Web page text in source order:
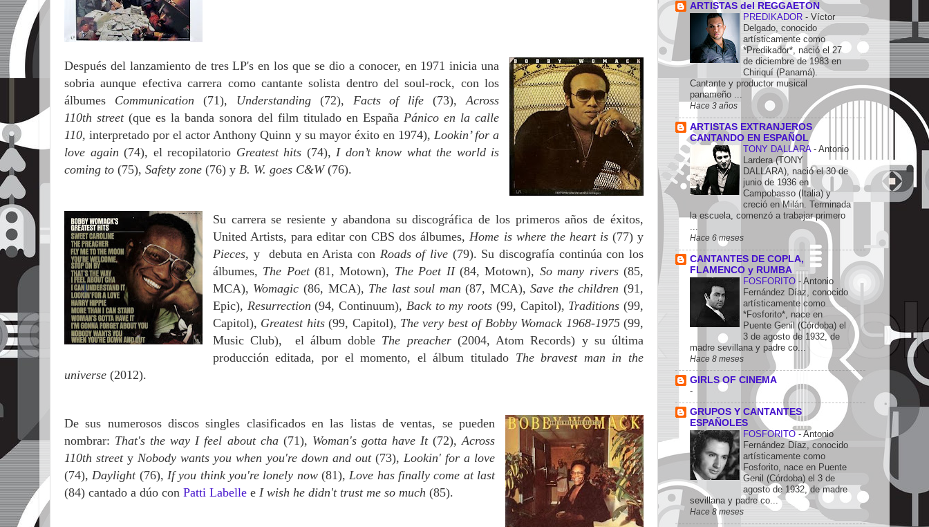
Después del lanzamiento de tres LP's en los que se dio a conocer, en 1971 inicia una
sobria aunque efectiva carrera como cantante solista dentro del soul-rock, con los
álbumes Communication (71), Understanding (72), Facts of life (73),Across
110thstreet(que es la banda sonora del film titulado en España Pánico en la calle
110,interpretado por el actor Anthony Quinn y su mayor éxito en 1974), Lookin’ for a
love again(74), el recopilatorio Greatest hits (74), I don’t know what the world is
coming to (75), Safety zone (76) y B. W. goes C&W(76).
Su carrera se resiente y abandona su discográfica de los primeros años de éxitos,
United Artists, para editar con CBS dos álbumes, Home is where the heart is(77) y
Pieces, y debuta en Arista con Roads of live(79). Su discografía continúa con los
álbumes, The Poet(81, Motown), The Poet II(84, Motown), So many rivers(85,
MCA), Womagic (86, MCA), The last soul man(87, MCA),Save the children(91,
Epic), Resurrection(94, Continuum), Back to my roots (99, Capitol), Traditions(99,
Capitol), Greatest hits(99, Capitol), The very best of Bobby Womack 1968-1975(99,
Music Club), el álbum doble The preacher (2004, Atom Records) y su última
producción editada, por el momento, el álbum titulado The bravest man in the
universe (2012).
De sus numerosos discos singles clasificados en las listas de ventas, se pueden
nombrar: That's the way I feel about cha (71), Woman's gotta have It(72),Across
110th streety Nobody wants you when you're down and out (73), Lookin' for a love
(74), Daylight (76), If you think you're lonely now(81), Love has finally come at last
(84) cantado a dúo con Patti Labelle e I wish he didn't trust me so much (85).
ARTISTAS del REGGAETON
PREDIKADOR - Víctor
Delgado, conocido
artísticamente como
*Predikador*, nació el 27
de diciembre de 1983 en
Chiriquí (Panamá).
Cantante y productor musical
panameño ...
Hace 3 años
ARTISTAS EXTRANJEROS
CANTANDO EN ESPAÑOL
TONY DALLARA - Antonio
Lardera (TONY
DALLARA), nació el 30 de
junio de 1936 en
Campobasso (Italia) y
creció en Milán. Terminada
la escuela, comenzó a trabajar primero
...
Hace 6 meses
CANTANTES DE COPLA,
FLAMENCO y RUMBA
FOSFORITO - Antonio
Fernández Díaz, conocido
artísticamente como
*Fosforito*, nace en
Puente Genil (Córdoba) el
3 de agosto de 1932, de
madre sevillana y padre co...
Hace 8 meses
GIRLS OF CINEMA
-
GRUPOS Y CANTANTES
ESPAÑOLES
FOSFORITO-Antonio
Fernández Díaz, conocido
artísticamente como
Fosforito, nace en Puente
Genil (Córdoba) el 3 de
agosto de 1932, de madre
sevillana y padre co...
Hace 8 meses